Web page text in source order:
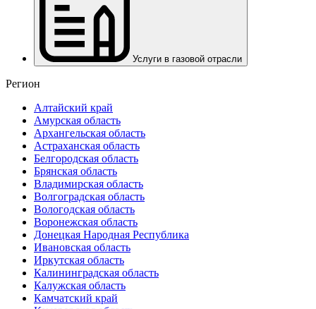
Услуги в газовой отрасли
Регион
Алтайский край
Амурская область
Архангельская область
Астраханская область
Белгородская область
Брянская область
Владимирская область
Волгоградская область
Вологодская область
Воронежская область
Донецкая Народная Республика
Ивановская область
Иркутская область
Калининградская область
Калужская область
Камчатский край